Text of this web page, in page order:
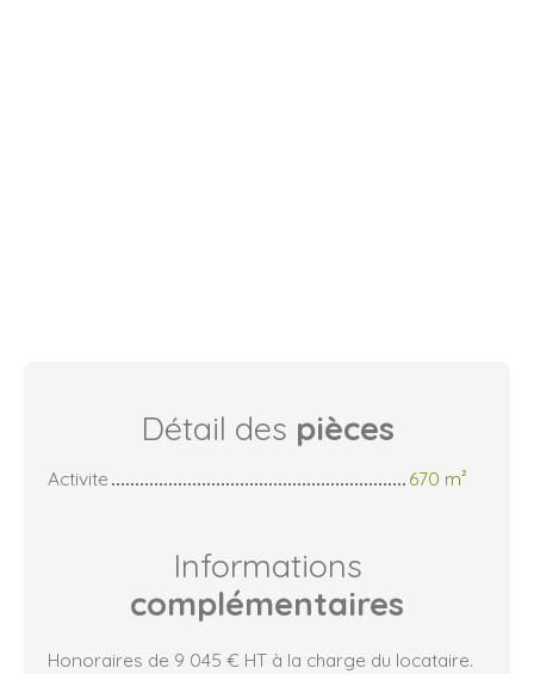
Détail des pièces
Activite 670 m²
Informations
complémentaires
Honoraires de 9 045 € HT à la charge du locataire.